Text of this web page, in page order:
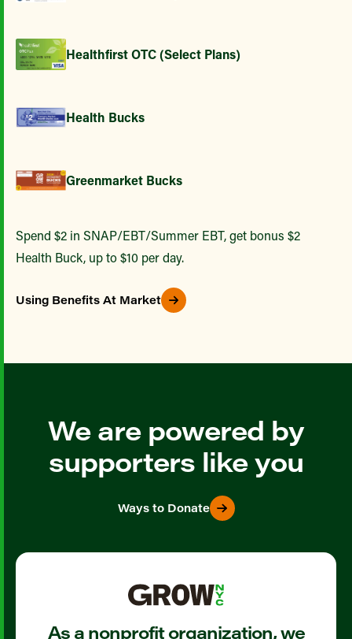
Healthfirst OTC (Select Plans)
Health Bucks
Greenmarket Bucks
Spend $2 in SNAP/EBT/Summer EBT, get bonus $2
Health Buck, up to $10 per day.
Using Benefits At Market
We are powered by
supporters like you
Ways to Donate
As a nonprofit organization, we